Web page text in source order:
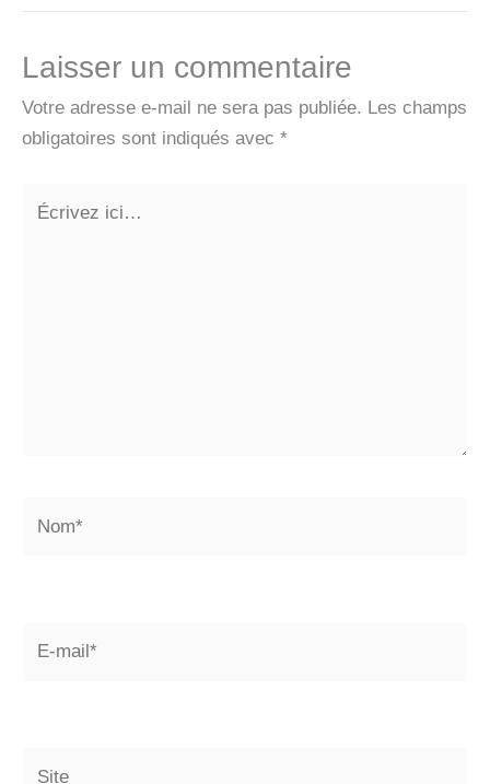
Laisser un commentaire
Votre adresse e-mail ne sera pas publiée. Les champs
obligatoires sont indiqués avec *